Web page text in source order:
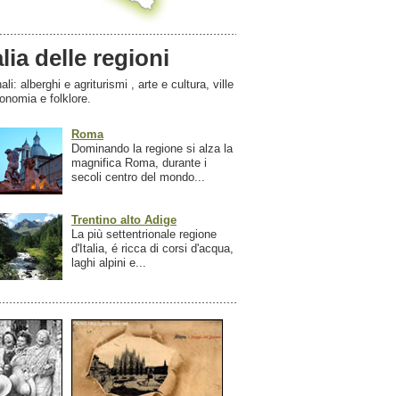
delle regioni
alberghi e agriturismi , arte e cultura, ville
e folklore.
Roma
Dominando la regione si alza la
magnifica Roma, durante i
secoli centro del mondo...
Trentino alto Adige
La più settentrionale regione
d'Italia, é ricca di corsi d'acqua,
laghi alpini e...